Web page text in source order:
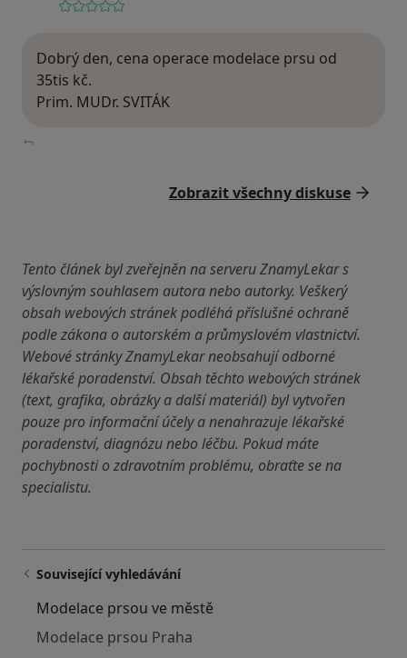
Dobrý den, cena operace modelace prsu od
35tis kč.
Prim. MUDr. SVITÁK
Zobrazit všechny diskuse
Tento článek byl zveřejněn na serveru ZnamyLekar s
výslovným souhlasem autora nebo autorky. Veškerý
obsah webových stránek podléhá příslušné ochraně
podle zákona o autorském a průmyslovém vlastnictví.
Webové stránky ZnamyLekar neobsahují odborné
lékařské poradenství. Obsah těchto webových stránek
(text, grafika, obrázky a další materiál) byl vytvořen
pouze pro informační účely a nenahrazuje lékařské
poradenství, diagnózu nebo léčbu. Pokud máte
pochybnosti o zdravotním problému, obraťte se na
specialistu.
Související vyhledávání
Modelace prsou ve městě
Modelace prsou Praha